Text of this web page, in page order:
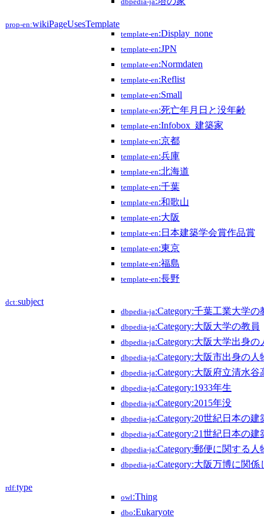
dbpedia-ja
prop-en:wikiPageUsesTemplate
template-en:Display_none
template-en:JPN
template-en:Normdaten
template-en:Reflist
template-en:Small
template-en:死亡年月日と没年齢
template-en:Infobox_建築家
template-en:京都
template-en:兵庫
template-en:北海道
template-en:千葉
template-en:和歌山
template-en:大阪
template-en:日本建築学会賞作品賞
template-en:東京
template-en:福島
template-en:長野
dct:subject
dbpedia-ja:Category:千葉工業大学の
dbpedia-ja:Category:大阪大学の教員
dbpedia-ja:Category:大阪大学出身の
dbpedia-ja:Category:大阪市出身の人
dbpedia-ja:Category:大阪府立清水
dbpedia-ja:Category:1933年生
dbpedia-ja:Category:2015年没
dbpedia-ja:Category:20世紀日本の建
dbpedia-ja:Category:21世紀日本の建
dbpedia-ja:Category:郵便に関する人
dbpedia-ja:Category:大阪万博に関係
rdf:type
owl:Thing
dbo:Eukaryote